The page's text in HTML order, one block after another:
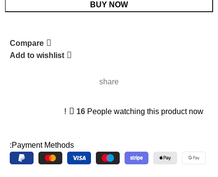
BUY NOW
Compare
Add to wishlist
share
16 People watching this product now!
Payment Methods: